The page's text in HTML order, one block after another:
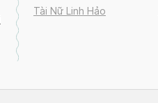
Tài Nữ Linh Hảo